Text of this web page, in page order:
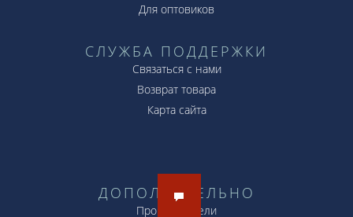
Для оптовиков
СЛУЖБА ПОДДЕРЖКИ
Связаться с нами
Возврат товара
Карта сайта
ДОПОЛНИТЕЛЬНО
Производители